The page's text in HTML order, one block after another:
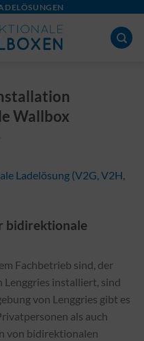
Wallbox
bidirektionale
Fachbetrieb sind, der
installiert, sind
von Lenggries gibt es
als auch
von bidirektionalen